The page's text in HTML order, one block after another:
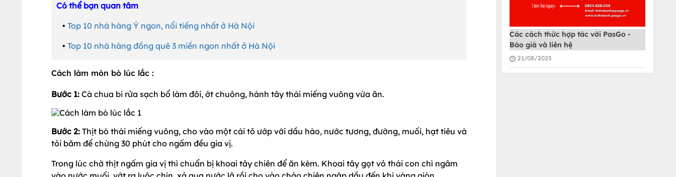
Có thể bạn quan tâm
• Top 10 nhà hàng Ý ngon, nổi tiếng nhất ở Hà Nội
• Top 10 nhà hàng đồng quê 3 miền ngon nhất ở Hà Nội
Cách làm món bò lúc lắc :
Bước 1: Cà chua bi rửa sạch bổ làm đôi, ớt chuông, hành tây thái miếng vuông vừa ăn.
Bước 2: Thịt bò thái miếng vuông, cho vào một cái tô ướp với dầu hào, nước tương, đường, muối, hạt tiêu và
tỏi băm để chừng 30 phút cho ngấm đều gia vị.
Trong lúc chờ thịt ngấm gia vị thì chuẩn bị khoai tây chiên để ăn kèm. Khoai tây gọt vỏ thái con chì ngâm
Các cách thức hợp tác với PasGo -
Báo giá và liên hệ
21/08/2025